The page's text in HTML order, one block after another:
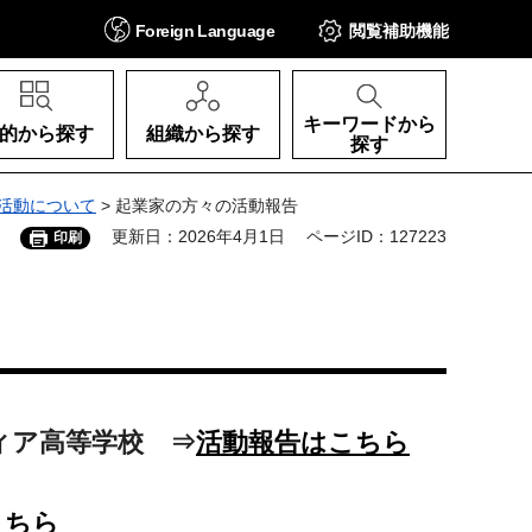
Foreign Language 閲覧補助機能
から探す 組織から探す
キーワードから
探す
動について > 起業家の方々の活動報告
印刷 更新日：2026年4月1日 ページID：127223
ィア高等学校 ⇒活動報告はこちら
ら